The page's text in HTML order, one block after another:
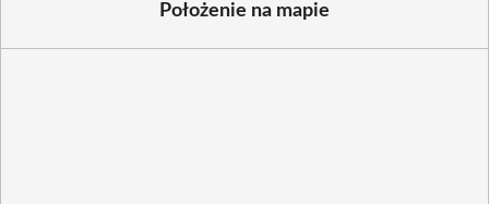
Położenie na mapie